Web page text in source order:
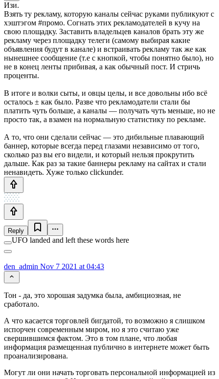
Изи.
Взять ту рекламу, которую каналы сейчас руками публикуют с
хэштэгом #промо. Согнать этих рекламодателей в кучу на
свою площадку. Заставить владельцев каналов брать эту же
рекламу через площадку телеги (самому выбирая какие
объявления будут в канале) и встраивать рекламу так же как
нынешнее сообщение (т.е с кнопкой, чтобы понятно было), но
не в конец ленты прибивая, а как обычный пост. И стричь
проценты.
В итоге и волки сыты, и овцы целы, и все довольны ибо всё
осталось ± как было. Разве что рекламодатели стали бы
платить чуть больше, а каналы — получать чуть меньше, но не
просто так, а взамен на нормальную статистику по рекламе.
А то, что они сделали сейчас — это дибильные плавающий
баннер, которые всегда перед глазами независимо от того,
сколько раз вы его видели, и который нельзя прокрутить
дальше. Как раз за такие баннеры рекламу на сайтах и стали
ненавидеть. Хуже только clickunder.
Reply
UFO landed and left these words here
den_admin Nov 7 2021 at 04:43
Тон - да, это хорошая задумка была, амбициозная, не
сработало.
А что касается торговлей бигдатой, то возможно я слишком
испорчен современным миром, но я это считаю уже
свершившимся фактом. Это в том плане, что любая
информация размещенная публично в интернете может быть
проанализирована.
Могут ли они начать торговать персональной информацией из